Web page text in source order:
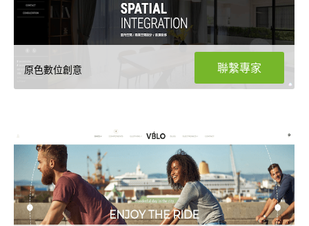
原色數位創意 聯繫專家